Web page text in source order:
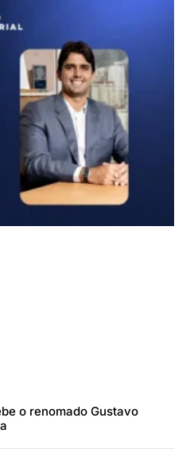
o renomado Gustavo